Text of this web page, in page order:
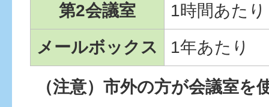
第2会議室
1時間あたり
メールボックス
1年あたり
（注意）市外の方が会議室を